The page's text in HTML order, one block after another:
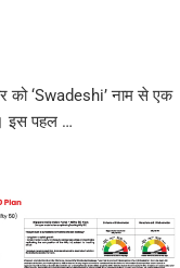
को ‘Swadeshi’ नाम से एक
इस पहल …